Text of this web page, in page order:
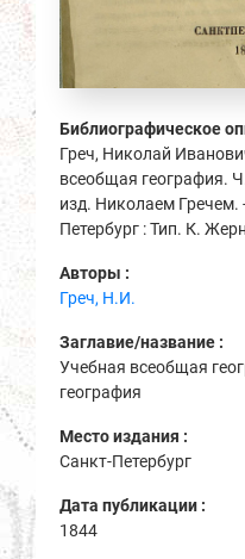
Библиографическое
Греч, Николай
всеобщая география.
изд. Николаем Гречем.
Петербург : Тип. К.
Авторы :
Греч, Н.И.
Заглавие/название :
Учебная всеобщая
география
Место издания :
Санкт-Петербург
Дата публикации :
1844